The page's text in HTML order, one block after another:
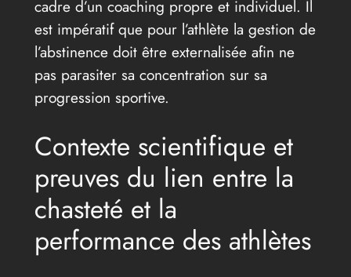
cadre d’un coaching propre et individuel. Il
est impératif que pour l’athlète la gestion de
l’abstinence doit être externalisée afin ne
pas parasiter sa concentration sur sa
progression sportive.
Contexte scientifique et
preuves du lien entre la
chasteté et la
performance des athlètes